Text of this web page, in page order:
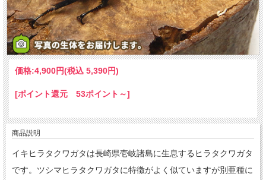
価格:4,900円(税込 5,390円)
[ポイント還元 53ポイント～]
商品説明
イキヒラタクワガタは長崎県壱岐諸島に生息するヒラタクワガタ
です。ツシマヒラタクワガタに特徴がよく似ていますが別亜種に